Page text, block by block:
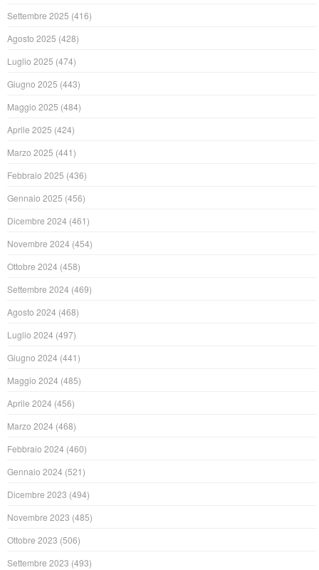
Settembre 2025 (416)
Agosto 2025 (428)
Luglio 2025 (474)
Giugno 2025 (443)
Maggio 2025 (484)
Aprile 2025 (424)
Marzo 2025 (441)
Febbraio 2025 (436)
Gennaio 2025 (456)
Dicembre 2024 (461)
Novembre 2024 (454)
Ottobre 2024 (458)
Settembre 2024 (469)
Agosto 2024 (468)
Luglio 2024 (497)
Giugno 2024 (441)
Maggio 2024 (485)
Aprile 2024 (456)
Marzo 2024 (468)
Febbraio 2024 (460)
Gennaio 2024 (521)
Dicembre 2023 (494)
Novembre 2023 (485)
Ottobre 2023 (506)
Settembre 2023 (493)